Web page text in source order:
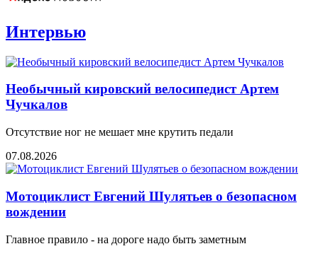
Интервью
Необычный кировский велосипедист Артем
Чучкалов
Отсутствие ног не мешает мне крутить педали
07.08.2026
Мотоциклист Евгений Шулятьев о безопасном
вождении
Главное правило - на дороге надо быть заметным